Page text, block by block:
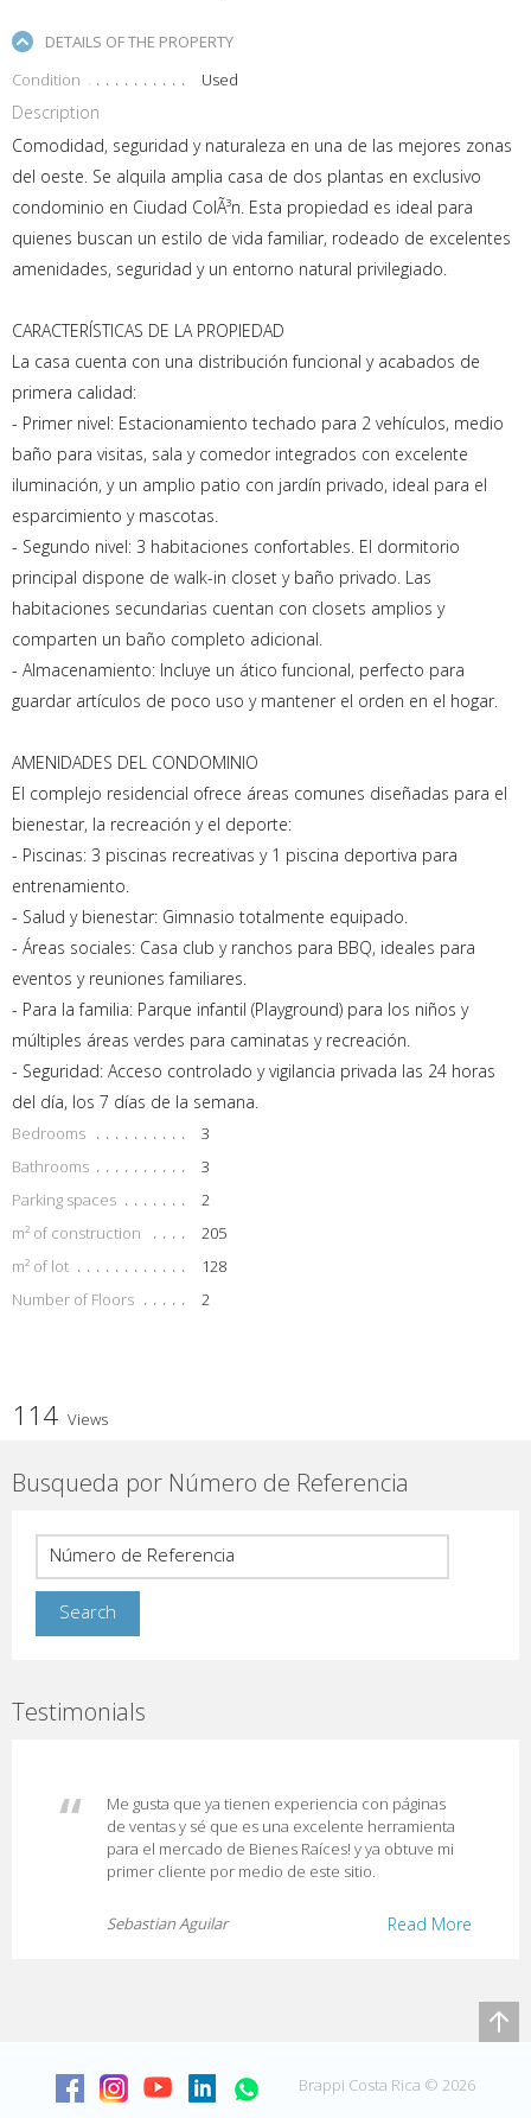
DETAILS OF THE PROPERTY
Condition
Used
Description
Comodidad, seguridad y naturaleza en una de las mejores zonas
del oeste. Se alquila amplia casa de dos plantas en exclusivo
condominio en Ciudad ColÃ³n. Esta propiedad es ideal para
quienes buscan un estilo de vida familiar, rodeado de excelentes
amenidades, seguridad y un entorno natural privilegiado.
CARACTERÍSTICAS DE LA PROPIEDAD
La casa cuenta con una distribución funcional y acabados de
primera calidad:
- Primer nivel: Estacionamiento techado para 2 vehículos, medio
baño para visitas, sala y comedor integrados con excelente
iluminación, y un amplio patio con jardín privado, ideal para el
esparcimiento y mascotas.
- Segundo nivel: 3 habitaciones confortables. El dormitorio
principal dispone de walk-in closet y baño privado. Las
habitaciones secundarias cuentan con closets amplios y
comparten un baño completo adicional.
- Almacenamiento: Incluye un ático funcional, perfecto para
guardar artículos de poco uso y mantener el orden en el hogar.
AMENIDADES DEL CONDOMINIO
El complejo residencial ofrece áreas comunes diseñadas para el
bienestar, la recreación y el deporte:
- Piscinas: 3 piscinas recreativas y 1 piscina deportiva para
entrenamiento.
- Salud y bienestar: Gimnasio totalmente equipado.
- Áreas sociales: Casa club y ranchos para BBQ, ideales para
eventos y reuniones familiares.
- Para la familia: Parque infantil (Playground) para los niños y
múltiples áreas verdes para caminatas y recreación.
- Seguridad: Acceso controlado y vigilancia privada las 24 horas
del día, los 7 días de la semana.
Bedrooms
3
Bathrooms
3
Parking spaces
2
m² of construction
205
m² of lot
128
Number of Floors
2
114 Views
Busqueda por Número de Referencia
Testimonials
Me gusta que ya tienen experiencia con páginas
de ventas y sé que es una excelente herramienta
para el mercado de Bienes Raíces! y ya obtuve mi
primer cliente por medio de este sitio.
Read More
Sebastian Aguilar
Brappi Costa Rica © 2026